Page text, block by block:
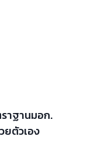
าฐานมอก.
ยตัวเอง